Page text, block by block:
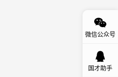
微信公众号
国才助手